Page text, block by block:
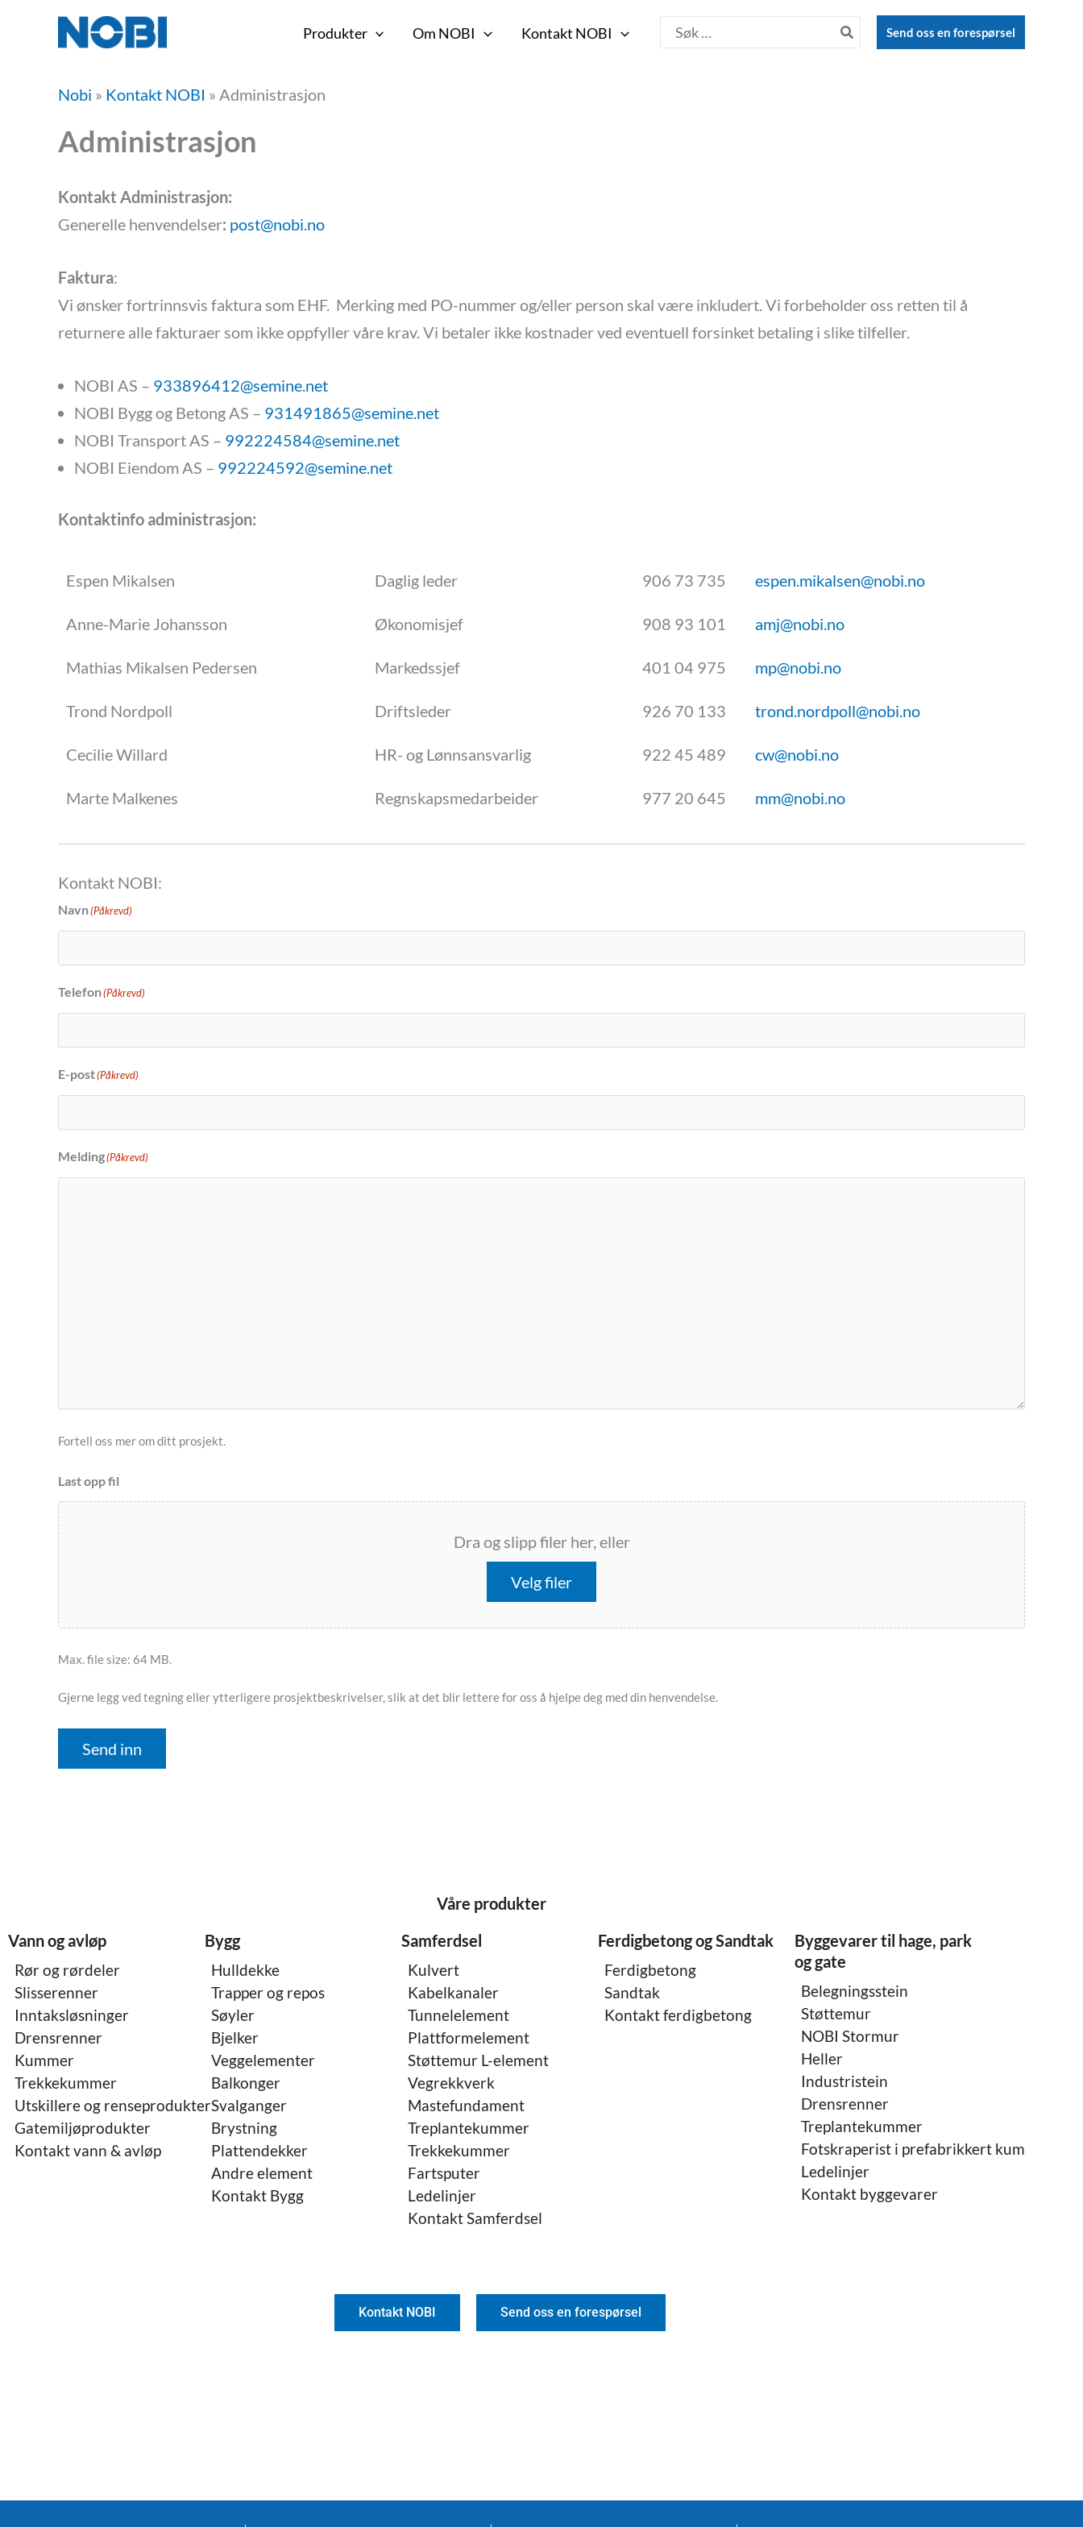
innholdet
Produkter Om NOBI Kontakt NOBI
Search
for:
Send oss en forespørsel
Nobi » Kontakt NOBI » Administrasjon
Administrasjon
Kontakt Administrasjon:
Generelle henvendelser: post@nobi.no
Faktura:
Vi ønsker fortrinnsvis faktura som EHF. Merking med PO-nummer og/eller person skal være inkludert. Vi forbeholder oss retten til å
returnere alle fakturaer som ikke oppfyller våre krav. Vi betaler ikke kostnader ved eventuell forsinket betaling i slike tilfeller.
NOBI AS – 933896412@semine.net
NOBI Bygg og Betong AS – 931491865@semine.net
NOBI Transport AS – 992224584@semine.net
NOBI Eiendom AS – 992224592@semine.net
Kontaktinfo administrasjon:
Espen Mikalsen Daglig leder 906 73 735 espen.mikalsen@nobi.no
Anne-Marie Johansson Økonomisjef 908 93 101 amj@nobi.no
Mathias Mikalsen Pedersen Markedssjef 401 04 975 mp@nobi.no
Trond Nordpoll Driftsleder 926 70 133 trond.nordpoll@nobi.no
Cecilie Willard HR- og Lønnsansvarlig 922 45 489 cw@nobi.no
Marte Malkenes Regnskapsmedarbeider 977 20 645 mm@nobi.no
Kontakt NOBI:
Navn(Påkrevd)
Telefon(Påkrevd)
E-post(Påkrevd)
Melding(Påkrevd)
Fortell oss mer om ditt prosjekt.
Last opp fil
Dra og slipp filer her, eller
Velg filer
Max. file size: 64 MB.
Gjerne legg ved tegning eller ytterligere prosjektbeskrivelser, slik at det blir lettere for oss å hjelpe deg med din henvendelse.
Send inn
Våre produkter
Vann og avløp
Rør og rørdeler
Slisserenner
Inntaksløsninger
Drensrenner
Kummer
Trekkekummer
Utskillere og renseprodukter
Gatemiljøprodukter
Kontakt vann & avløp
Bygg
Hulldekke
Trapper og repos
Søyler
Bjelker
Veggelementer
Balkonger
Svalganger
Brystning
Plattendekker
Andre element
Kontakt Bygg
Samferdsel
Kulvert
Kabelkanaler
Tunnelelement
Plattformelement
Støttemur L-element
Vegrekkverk
Mastefundament
Treplantekummer
Trekkekummer
Fartsputer
Ledelinjer
Kontakt Samferdsel
Ferdigbetong og Sandtak
Ferdigbetong
Sandtak
Kontakt ferdigbetong
Byggevarer til hage, park
og gate
Belegningsstein
Støttemur
NOBI Stormur
Heller
Industristein
Drensrenner
Treplantekummer
Fotskraperist i prefabrikkert kum
Ledelinjer
Kontakt byggevarer
Kontakt NOBI Send oss en forespørsel